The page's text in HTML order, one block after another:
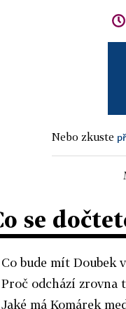
Nebo zkuste
se
Co bude mít Doubek
Proč odchází zrovna
Jaké má Komárek